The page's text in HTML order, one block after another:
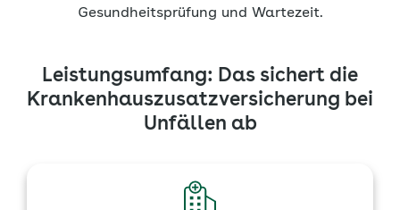
Gesundheits­prüfung und Wartezeit.
Leistungsumfang: Das sichert die
Krankenhaus­­zusatz­­versicherung bei
Unfällen ab